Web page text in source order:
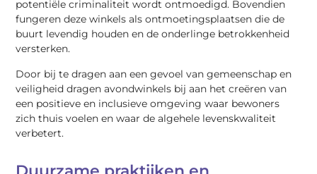
potentiële criminaliteit wordt ontmoedigd. Bovendien
fungeren deze winkels als ontmoetingsplaatsen die de
buurt levendig houden en de onderlinge betrokkenheid
versterken.
Door bij te dragen aan een gevoel van gemeenschap en
veiligheid dragen avondwinkels bij aan het creëren van
een positieve en inclusieve omgeving waar bewoners
zich thuis voelen en waar de algehele levenskwaliteit
verbetert.